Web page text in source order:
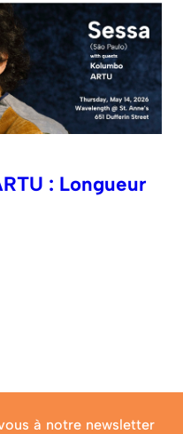
: Longueur
à notre newsletter